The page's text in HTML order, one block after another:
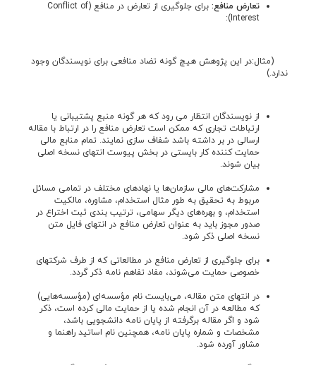
تعارض منافع:
برای جلوگيری از تعارض در منافع (Conflict of
Interest):
(مثال:در این پژوهش هیچ گونه تضاد منافعی برای نویسندگان وجود
ندارد.)
از نویسندگان انتظار می رود که هر گونه منبع پشتیبانی یا
ارتباطات تجاری که ممکن است تعارض منافع را در ارتباط با مقاله
ارسالی در بر داشته باشد شفاف سازی نمایند. تمام منابع مالی
حمایت کننده کار بایستی در بخش پیوست انتهای نسخه اصلی
بیان شوند.
مشارکت‌های مالی سازمان‌ها یا نهادهای مختلف در تمامی مسائل
مربوط به تحقیق به طور مثال استخدام، مشاوره، مالکیت
استخدام، و بهره‌های دیگر سهامی، ترتیب بندی ثبت اختراع در
صدور مجوز باید به عنوان تعارض منافع در انتهای فایل متن
نسخه اصلی ذکر شود.
برای جلوگیری از تعارض منافع در مطالعاتی که از طرف شرکتهای
خصوصی حمایت می‌شوند، مفاد تفاهم نامه ذکر گردد.
در انتهای متن مقاله، می‌بايست نام مؤسسه‌‌ای (مؤسسه‌هایی)
که مطالعه در آن انجام شده يا از حمايت مالی کرده است، ذکر
شود و اگر مقاله برگرفته از پايان نامه دانشجويی باشد،
مشخصات و شماره پايان نامه، همچنین نام اساتید راهنما و
مشاور آورده شود.